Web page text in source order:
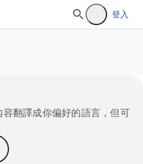
登入
翻譯成你偏好的語言，但可